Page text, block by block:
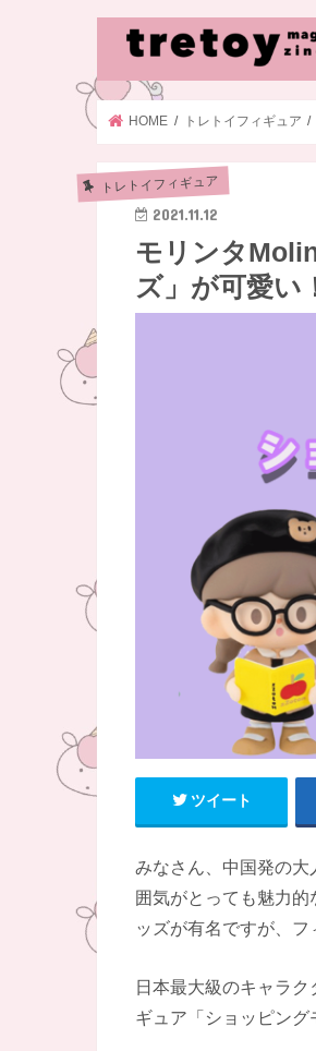
HOME トレトイフィギュア
トレトイフィギュア
2021.11.12
モリンタ
ズ」が可愛い
ツイート
みなさん、中国発の
囲気がとっても魅力
ッズが有名ですが、フ
日本最大級のキャラク
ギュア「ショッピン